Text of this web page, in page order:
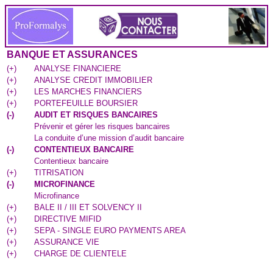
BANQUE ET ASSURANCES
(+)
ANALYSE FINANCIERE
(+)
ANALYSE CREDIT IMMOBILIER
(+)
LES MARCHES FINANCIERS
(+)
PORTEFEUILLE BOURSIER
(-)
AUDIT ET RISQUES BANCAIRES
Prévenir et gérer les risques bancaires
La conduite d’une mission d’audit bancaire
(-)
CONTENTIEUX BANCAIRE
Contentieux bancaire
(+)
TITRISATION
(-)
MICROFINANCE
Microfinance
(+)
BALE II / III ET SOLVENCY II
(+)
DIRECTIVE MIFID
(+)
SEPA - SINGLE EURO PAYMENTS AREA
(+)
ASSURANCE VIE
(+)
CHARGE DE CLIENTELE